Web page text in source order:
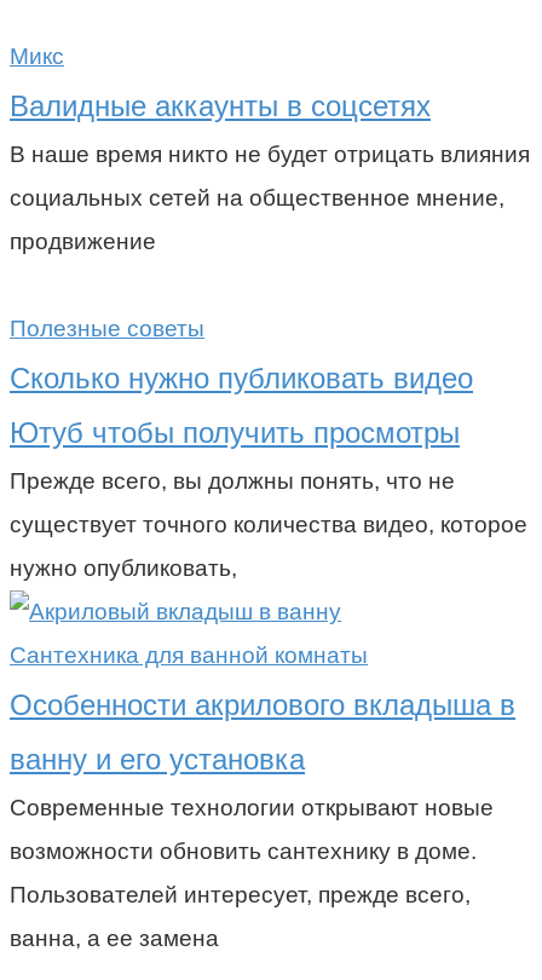
Микс
Валидные аккаунты в соцсетях
В наше время никто не будет отрицать влияния
социальных сетей на общественное мнение,
продвижение
Полезные советы
Сколько нужно публиковать видео
Ютуб чтобы получить просмотры
Прежде всего, вы должны понять, что не
существует точного количества видео, которое
нужно опубликовать,
Сантехника для ванной комнаты
Особенности акрилового вкладыша в
ванну и его установка
Современные технологии открывают новые
возможности обновить сантехнику в доме.
Пользователей интересует, прежде всего,
ванна, а ее замена